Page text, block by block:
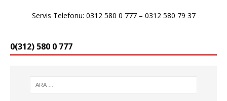
Servis Telefonu: 0312 580 0 777 – 0312 580 79 37
0(312) 580 0 777